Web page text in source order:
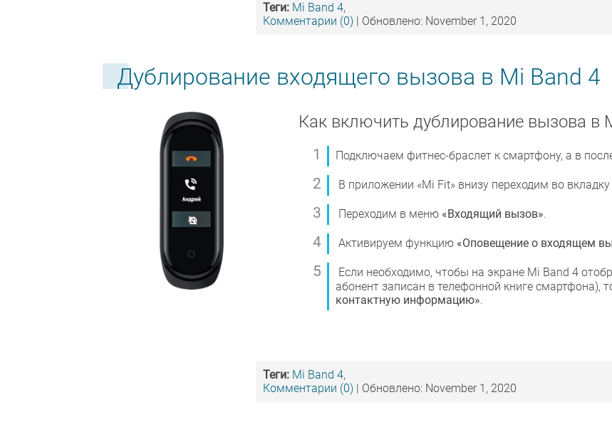
Теги: Mi Band 4,
Комментарии (0) | Обновлено: November 1, 2020
Дублирование входящего вызова в Mi Band 4
Как включить дублирование вызова в
Подключаем фитнес-браслет к смартфону, а в
В приложении «Mi Fit» внизу переходим во вкладку
Переходим в меню «Входящий вызов».
Активируем функцию «Оповещение о входящем
Если необходимо, чтобы на экране Mi Band 4
абонент записан в телефонной книге смартфона),
контактную информацию».
Теги: Mi Band 4,
Комментарии (0) | Обновлено: November 1, 2020